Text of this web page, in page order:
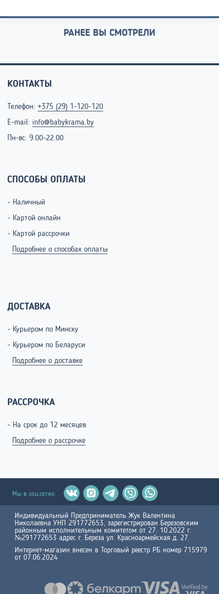
РАНЕЕ ВЫ СМОТРЕЛИ
КОНТАКТЫ
Телефон: +375 (29) 1-120-120
E-mail: info@babykrama.by
Пн-вс: 9.00-22.00
СПОСОБЫ ОПЛАТЫ
- Наличный
- Картой онлайн
- Картой рассрочки
Подробнее о способах оплаты
ДОСТАВКА
- Курьером по Минску
- Курьером по Беларуси
Подробнее о доставке
РАССРОЧКА
- На срок до 12 месяцев
Подробнее о рассрочке
Мы в соц.сетях:
Индивидуальный Предприниматель Жук Валентина
Николаевна УНП 291772653, зарегистрирован Березовским
районным исполнительным комитетом от 27. 10.2022 г.
№291772653 адрес г. Береза ул. Красноармейская д. 27.
Интернет-магазин внесен в Торговый реестр РБ номер 715979
от 07.06.2024